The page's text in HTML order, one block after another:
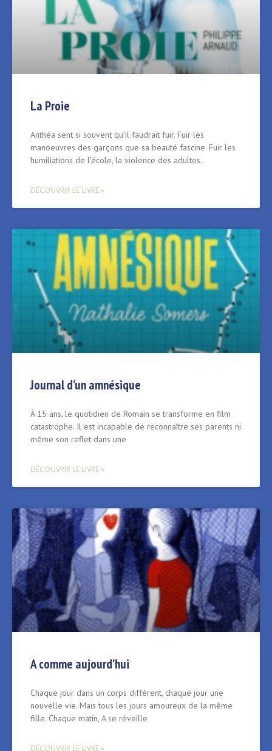
La Proie
Anthéa sent si souvent qu’il faudrait fuir. Fuir les
manoeuvres des garçons que sa beauté fascine. Fuir les
humiliations de l’école, la violence des adultes.
DÉCOUVRIR LE LIVRE »
Journal d’un amnésique
À 15 ans, le quotidien de Romain se transforme en film
catastrophe. Il est incapable de reconnaître ses parents ni
même son reflet dans une
DÉCOUVRIR LE LIVRE »
A comme aujourd’hui
Chaque jour dans un corps différent, chaque jour une
nouvelle vie. Mais tous les jours amoureux de la même
fille. Chaque matin, A se réveille
DÉCOUVRIR LE LIVRE »